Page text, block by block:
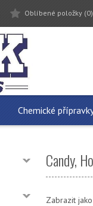
Oblíbené položky (0)
Chemické
Candy,
Zabrazit jako